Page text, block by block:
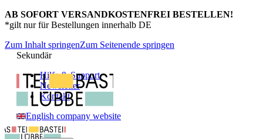
AB SOFORT VERSANDKOSTENFREI BESTELLEN!
*gilt nur für Bestellungen innerhalb DE
Zum Inhalt springenZum Seitenende springen
Sekundär
Hilfe & Support
Newsletter
Kontakt
English company website